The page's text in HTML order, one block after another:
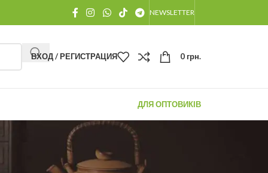
NEWSLETTER
ВХОД / РЕГИСТРАЦИЯ 0 грн.
ДЛЯ ОПТОВИКІВ